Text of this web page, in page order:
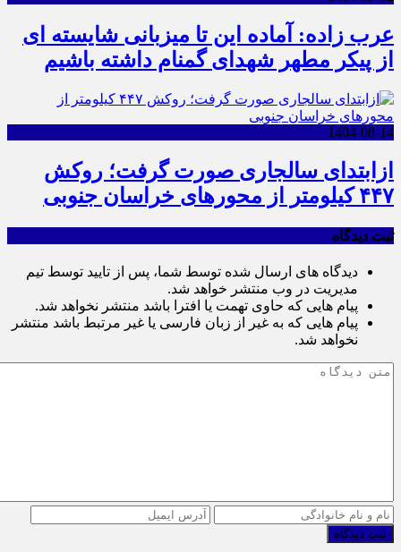
عرب زاده: آماده این تا میزبانی شایسته ای
از پیکر مطهر شهدای گمنام داشته باشیم
1404-08-14
ازابتدای سالجاری صورت گرفت؛ روکش
۴۴۷ کیلومتر از محورهای خراسان جنوبی
ثبت دیدگاه
دیدگاه های ارسال شده توسط شما، پس از تایید توسط تیم
مدیریت در وب منتشر خواهد شد.
پیام هایی که حاوی تهمت یا افترا باشد منتشر نخواهد شد.
پیام هایی که به غیر از زبان فارسی یا غیر مرتبط باشد منتشر
نخواهد شد.
ثبت دیدگاه